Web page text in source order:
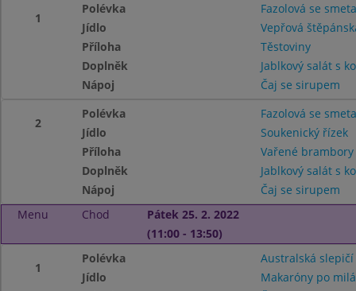
1
Polévka
Fazolová se
Jídlo
Vepřová
Příloha
Těstoviny
Doplněk
Jablkový salát s
Nápoj
Čaj se sirupem
2
Polévka
Fazolová se
Jídlo
Soukenický řízek
Příloha
Vařené
Doplněk
Jablkový salát s
Nápoj
Čaj se sirupem
Menu
Chod
Pátek 25. 2. 2022
(11:00 - 13:50)
1
Polévka
Australská slepičí
Jídlo
Makaróny po